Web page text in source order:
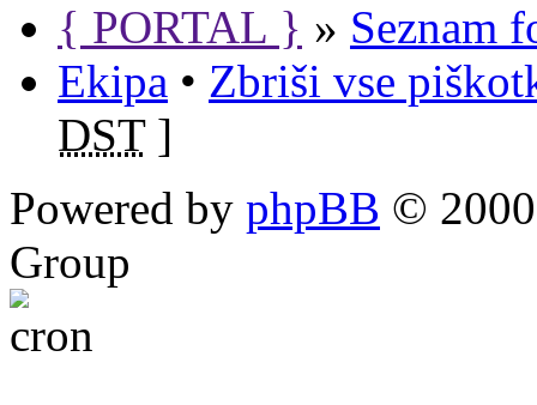
{ PORTAL } » Seznam
Ekipa • Zbriši vse
DST]
Powered by phpBB ©
Group